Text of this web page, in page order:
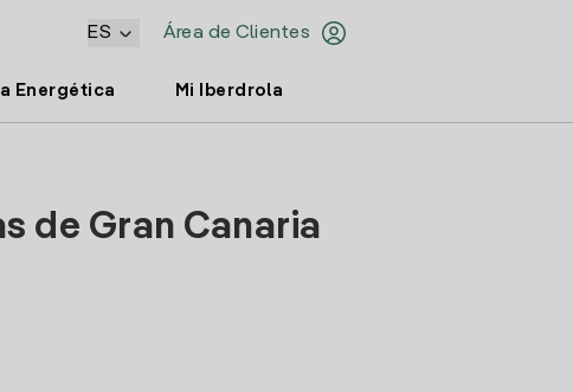
Área de Clientes
ES
Energética Mi Iberdrola
de Gran Canaria